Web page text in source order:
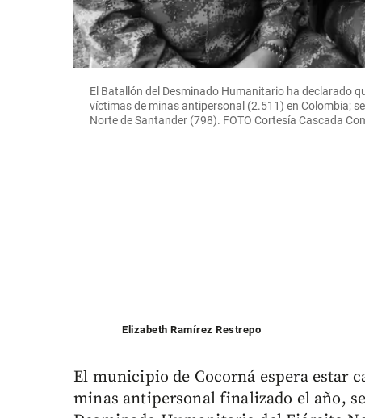
El Batallón del Desminado Humanitario ha declarado
víctimas de minas antipersonal (2.511) en Colombia;
Norte de Santander (798). FOTO Cortesía Cascada
Elizabeth Ramírez Restrepo
El municipio de Cocorná espera estar
minas antipersonal finalizado el año,